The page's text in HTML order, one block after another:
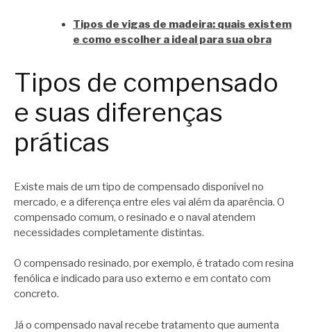
Tipos de vigas de madeira: quais existem
e como escolher a ideal para sua obra
Tipos de compensado
e suas diferenças
práticas
Existe mais de um tipo de compensado disponível no
mercado, e a diferença entre eles vai além da aparência. O
compensado comum, o resinado e o naval atendem
necessidades completamente distintas.
O compensado resinado, por exemplo, é tratado com resina
fenólica e indicado para uso externo e em contato com
concreto.
Já o compensado naval recebe tratamento que aumenta